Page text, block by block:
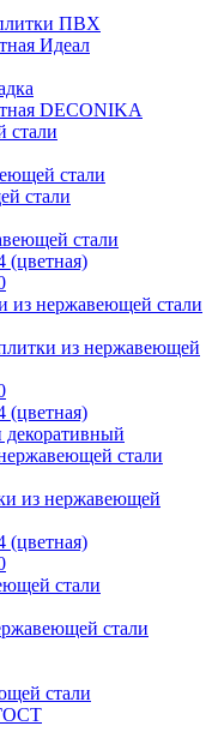
ПВХ
Идеал
DECONIKA
стали
стали
стали
стали
(цветная)
из нержавеющей стали
из нержавеющей
(цветная)
декоративный
стали
из нержавеющей
(цветная)
стали
стали
стали